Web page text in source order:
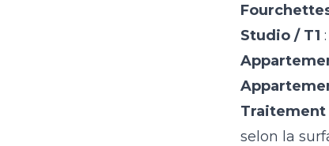
Studio / T1
Traitement
selon la